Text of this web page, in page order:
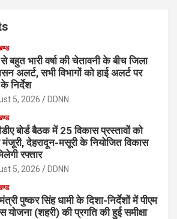
से बहुत भारी वर्षा की चेतावनी के बीच जिला
अलर्ट, सभी विभागों को हाई अलर्ट पर
निर्देश
5, 2026 DDNN
बोर्ड बैठक में 25 विकास प्रस्तावों को
मंजूरी, देहरादून-मसूरी के नियोजित विकास
रफ्तार
5, 2026 DDNN
पुष्कर सिंह धामी के दिशा-निर्देशों में पीएम
योजना (शहरी) की प्रगति की हुई समीक्षा